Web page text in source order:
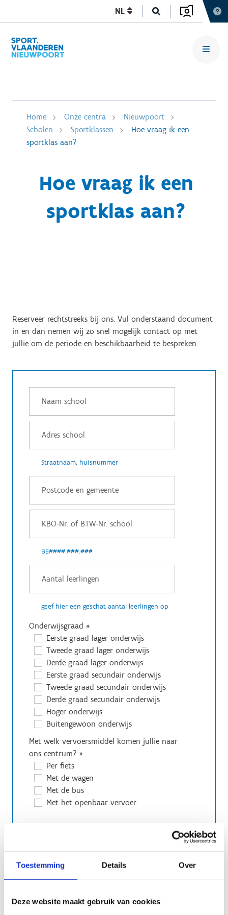
Toestemming Details Over
Deze website maakt gebruik van cookies
NL
Home Onze centra
Nieuwpoort
Scholen
Sportklassen
Hoe vraag ik een
sportklas aan?
Hoe vraag ik een
sportklas aan?
Reserveer rechtstreeks bij ons. Vul onderstaand document
in en dan nemen wij zo snel mogelijk contact op met
jullie om de periode en beschikbaarheid te bespreken.
Straatnaam, huisnummer
BE####.###.###
geef hier een geschat aantal leerlingen op
Onderwijsgraad *
Eerste graad lager onderwijs
Tweede graad lager onderwijs
Derde graad lager onderwijs
Eerste graad secundair onderwijs
Tweede graad secundair onderwijs
Derde graad secundair onderwijs
Hoger onderwijs
Buitengewoon onderwijs
Met welk vervoersmiddel komen jullie naar
ons centrum? *
Per fiets
Met de wagen
Met de bus
Met het openbaar vervoer